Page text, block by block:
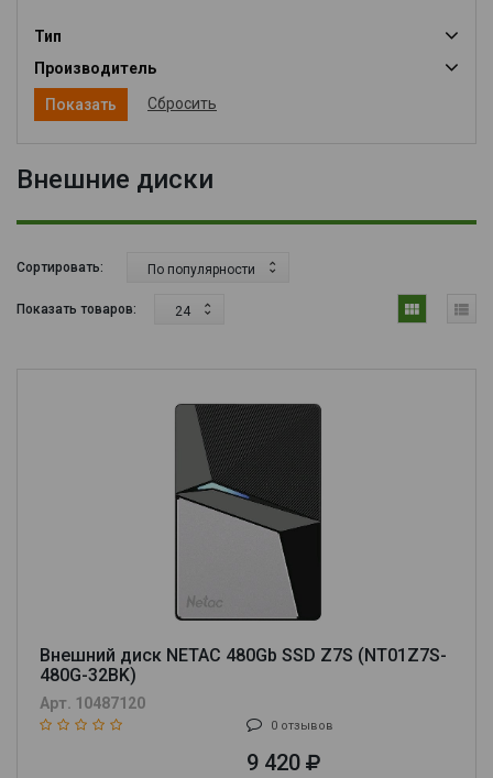
Тип
Производитель
Сбросить
Внешние диски
Сортировать: По популярности
Показать товаров: 24
Внешний диск NETAC 480Gb SSD Z7S (NT01Z7S-
480G-32BK)
Арт. 10487120
0 отзывов
9 420